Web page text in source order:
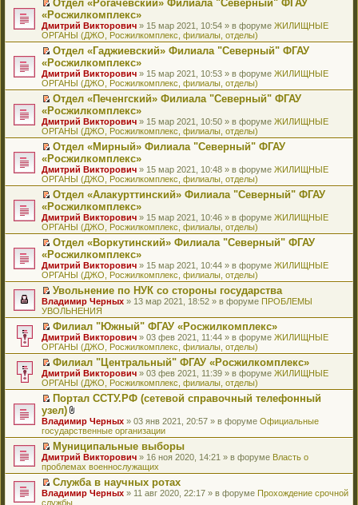
ю
б
щ
е
н
и
ю
м
у
с
о
о
б
щ
е
н
и
ю
т
а
н
н
о
м
у
с
о
о
б
щ
е
н
и
ю
п
р
о
ч
и
т
а
н
н
о
м
у
с
о
о
б
щ
е
н
и
ю
м
у
н
е
п
р
о
ч
и
т
а
н
н
о
м
у
с
о
о
б
щ
е
н
и
ю
р
о
м
у
н
п
р
о
ч
т
а
н
н
м
у
с
о
б
щ
е
н
ю
т
к
п
е
р
о
м
у
н
п
р
о
ч
т
а
н
н
м
у
с
о
б
щ
е
н
и
ю
П
р
е
й
т
к
п
е
р
о
м
у
н
п
р
о
ч
т
а
н
н
м
у
с
о
о
б
щ
е
н
и
ю
Отдел «Рогачевский» Филиала "Северный" ФГАУ
«Росжилкомплекс»
Дмитрий Викторович » 15 мар 2021, 10:54 » в форуме ЖИЛИЩНЫЕ
ОРГАНЫ (ДЖО, Росжилкомплекс, филиалы, отделы)
П
р
е
й
т
к
п
е
р
о
м
у
н
п
р
о
ч
т
а
н
н
о
м
у
с
о
о
б
щ
е
н
и
ю
Отдел «Гаджиевский» Филиала "Северный" ФГАУ
«Росжилкомплекс»
Дмитрий Викторович » 15 мар 2021, 10:53 » в форуме ЖИЛИЩНЫЕ
ОРГАНЫ (ДЖО, Росжилкомплекс, филиалы, отделы)
П
р
е
й
т
к
п
е
р
о
м
у
н
п
р
о
ч
и
т
а
н
н
о
м
у
с
о
о
б
щ
е
н
и
ю
Отдел «Печенгский» Филиала "Северный" ФГАУ
«Росжилкомплекс»
Дмитрий Викторович » 15 мар 2021, 10:50 » в форуме ЖИЛИЩНЫЕ
ОРГАНЫ (ДЖО, Росжилкомплекс, филиалы, отделы)
П
р
е
й
т
к
п
е
р
о
м
у
н
е
п
р
о
ч
и
т
а
н
н
о
м
у
с
о
о
б
щ
е
н
и
Отдел «Мирный» Филиала "Северный" ФГАУ
«Росжилкомплекс»
Дмитрий Викторович » 15 мар 2021, 10:48 » в форуме ЖИЛИЩНЫЕ
ОРГАНЫ (ДЖО, Росжилкомплекс, филиалы, отделы)
П
р
е
й
т
к
п
е
р
в
о
м
у
н
е
п
р
о
ч
и
т
а
н
н
о
м
у
с
о
о
Отдел «Алакурттинский» Филиала "Северный" ФГАУ
«Росжилкомплекс»
Дмитрий Викторович » 15 мар 2021, 10:46 » в форуме ЖИЛИЩНЫЕ
ОРГАНЫ (ДЖО, Росжилкомплекс, филиалы, отделы)
П
р
е
й
т
и
к
п
е
р
в
о
м
у
н
е
п
р
о
ч
и
т
а
н
н
о
Отдел «Воркутинский» Филиала "Северный" ФГАУ
«Росжилкомплекс»
Дмитрий Викторович » 15 мар 2021, 10:44 » в форуме ЖИЛИЩНЫЕ
ОРГАНЫ (ДЖО, Росжилкомплекс, филиалы, отделы)
П
е
р
е
й
т
и
к
п
е
р
в
о
м
у
н
е
п
р
о
ч
и
Увольнение по НУК со стороны государства
Владимир Черных » 13 мар 2021, 18:52 » в форуме ПРОБЛЕМЫ
УВОЛЬНЕНИЯ
П
е
р
е
й
т
и
к
п
е
р
в
о
м
у
н
е
п
Филиал "Южный" ФГАУ «Росжилкомплекс»
Дмитрий Викторович » 03 фев 2021, 11:44 » в форуме ЖИЛИЩНЫЕ
ОРГАНЫ (ДЖО, Росжилкомплекс, филиалы, отделы)
П
е
р
й
т
и
к
п
е
р
в
о
м
Филиал "Центральный" ФГАУ «Росжилкомплекс»
Дмитрий Викторович » 03 фев 2021, 11:39 » в форуме ЖИЛИЩНЫЕ
ОРГАНЫ (ДЖО, Росжилкомплекс, филиалы, отделы)
П
е
р
е
й
т
и
к
п
е
р
Портал ССТУ.РФ (сетевой справочный телефонный
узел)
В
л
о
ж
е
н
и
я
Владимир Черных » 03 янв 2021, 20:57 » в форуме Официальные
государственные организации
П
е
р
е
й
т
Муниципальные выборы
Дмитрий Викторович » 16 ноя 2020, 14:21 » в форуме Власть о
проблемах военнослужащих
П
е
Служба в научных ротах
Владимир Черных » 11 авг 2020, 22:17 » в форуме Прохождение срочной
службы